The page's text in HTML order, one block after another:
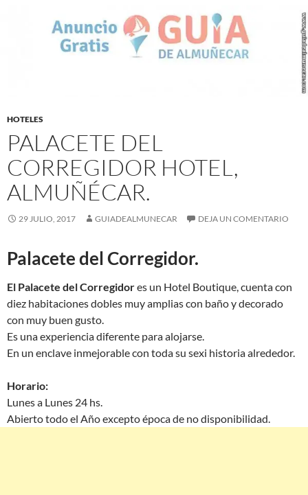
HOTELES
PALACETE DEL
CORREGIDOR HOTEL,
ALMUÑÉCAR.
29 JULIO, 2017 GUIADEALMUNECAR DEJA UN COMENTARIO
Palacete del Corregidor.
El Palacete del Corregidores un Hotel Boutique, cuenta con
diez habitaciones dobles muy amplias con baño y decorado
con muy buen gusto.
Es una experiencia diferente para alojarse.
En un enclave inmejorable con toda su sexi historia alrededor.
Horario:
Lunes a Lunes 24 hs.
Abierto todo el Año excepto época de no disponibilidad.